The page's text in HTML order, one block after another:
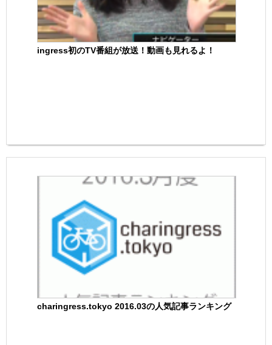
ingress初のTV番組が放送！動画も見れるよ！
charingress.tokyo 2016.03の人気記事ランキング